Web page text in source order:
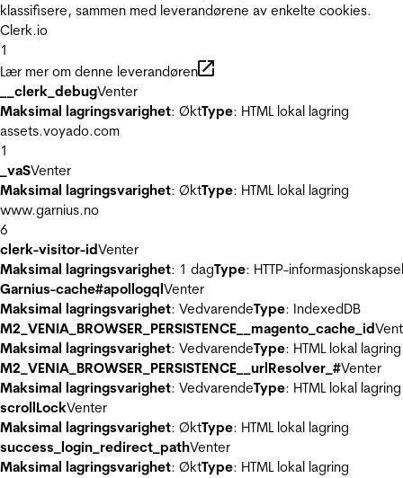
klassifisere, sammen med leverandørene av enkelte cookies.
Clerk.io
1
Lær mer om denne leverandøren
__clerk_debugVenter
Maksimal lagringsvarighet: ØktType: HTML lokal lagring
assets.voyado.com
1
_vaSVenter
Maksimal lagringsvarighet: ØktType: HTML lokal lagring
www.garnius.no
6
clerk-visitor-idVenter
Maksimal lagringsvarighet: 1 dagType: HTTP-informasjonskapsel
Garnius-cache#apollogqlVenter
Maksimal lagringsvarighet: VedvarendeType: IndexedDB
M2_VENIA_BROWSER_PERSISTENCE__magento_cache_id
Maksimal lagringsvarighet: VedvarendeType: HTML lokal lagring
M2_VENIA_BROWSER_PERSISTENCE__urlResolver_#Venter
Maksimal lagringsvarighet: VedvarendeType: HTML lokal lagring
scrollLockVenter
Maksimal lagringsvarighet: ØktType: HTML lokal lagring
success_login_redirect_pathVenter
Maksimal lagringsvarighet: ØktType: HTML lokal lagring